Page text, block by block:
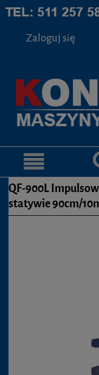
Zaloguj się
QF-900L
statywie 90cm/